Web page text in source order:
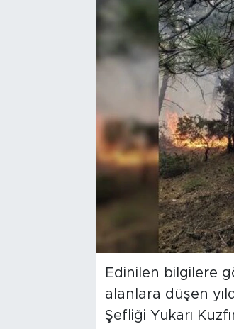
Edinilen bilgilere
alanlara düşen
Şefliği Yukarı
Teknoloji